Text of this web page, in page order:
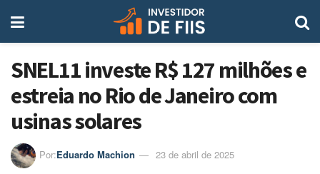
SNEL11 investe R$ 127 milhões e
estreia no Rio de Janeiro com
usinas solares
Por:Eduardo Machion 23 de abril de 2025